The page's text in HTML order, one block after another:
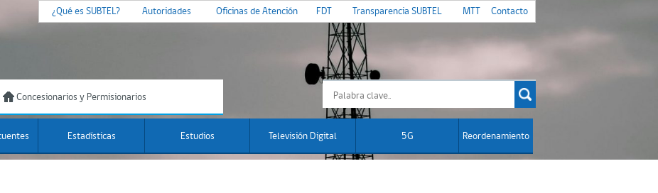
¿Qué es SUBTEL? Autoridades Oficinas de Atención FDT Transparencia SUBTEL MTT Contacto
Concesionarios y Permisionarios
Estadísticas Estudios Televisión Digital 5G Reordenamiento